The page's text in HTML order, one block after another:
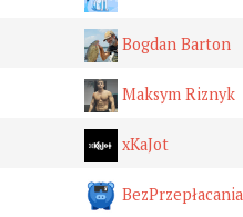
Bogdan Barton
Maksym Riznyk
xKaJot